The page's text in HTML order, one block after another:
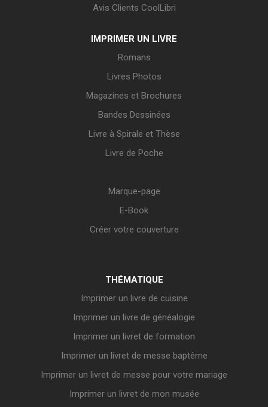
Avis Clients CoolLibri
IMPRIMER UN LIVRE
Romans
Livres Photos
Magazines et Brochures
Bandes Dessinées
Livre à Spirale et Thèse
Livre de Poche
Marque-page
E-Book
Créer votre couverture
THÉMATIQUE
Imprimer un livre de cuisine
Imprimer un livre de généalogie
Imprimer un livret de formation
Imprimer un livret de messe baptême
Imprimer un livret de messe pour votre mariage
Imprimer un livret de mon musée